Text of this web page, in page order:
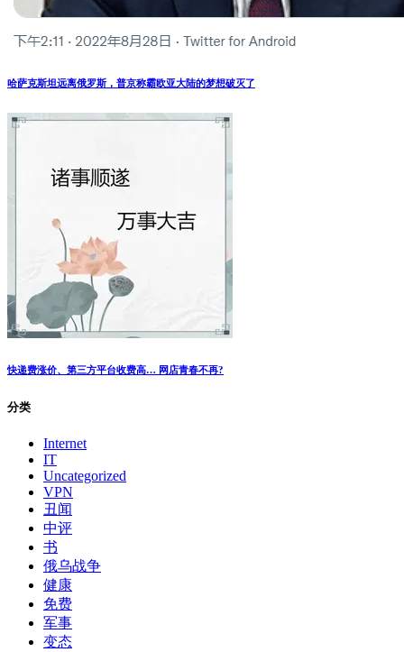
哈萨克斯坦远离俄罗斯，普京称霸欧亚大陆的梦想破灭了
快递费涨价、第三方平台收费高… 网店青春不再?
分类
Internet
IT
Uncategorized
VPN
丑闻
中评
书
俄乌战争
健康
免费
军事
变态